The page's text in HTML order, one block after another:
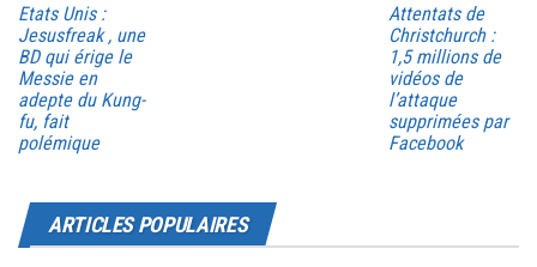
Etats Unis :
Jesusfreak , une
BD qui érige le
Messie en
adepte du Kung-
fu, fait
polémique
Attentats de
Christchurch :
1,5 millions de
vidéos de
l’attaque
supprimées par
Facebook
ARTICLES POPULAIRES